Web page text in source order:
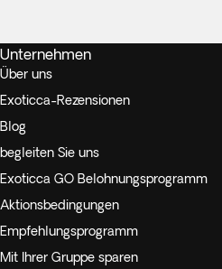
Unternehmen
Über uns
Exoticca-Rezensionen
Blog
begleiten Sie uns
Exoticca GO Belohnungsprogramm
Aktionsbedingungen
Empfehlungsprogramm
Mit Ihrer Gruppe sparen